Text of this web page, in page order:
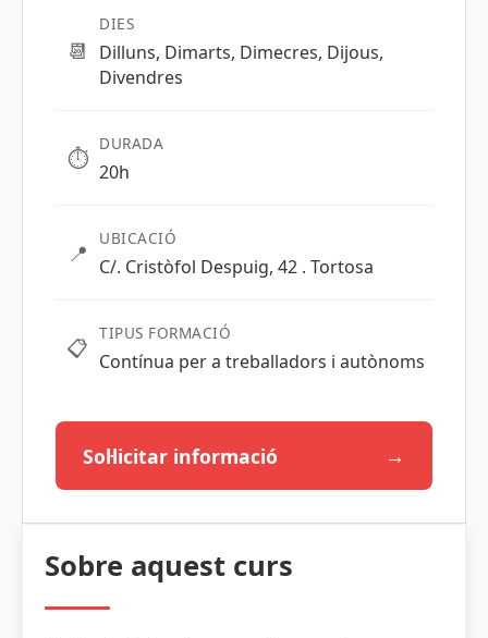
📆
DIES
Dilluns, Dimarts, Dimecres, Dijous,
Divendres
⏱️ DURADA
20h
📍 UBICACIÓ
C/. Cristòfol Despuig, 42 . Tortosa
📋 TIPUS FORMACIÓ
Contínua per a treballadors i autònoms
Sol·licitar informació →
Sobre aquest curs